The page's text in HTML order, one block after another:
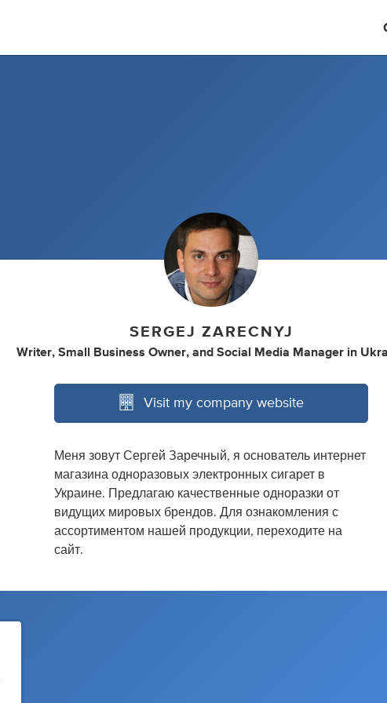
SERGEJ ZARECNYJ
Writer, Small Business Owner, and Social Media Manager in
Visit my company website
Меня зовут Сергей Заречный, я основатель интернет
магазина одноразовых электронных сигарет в
Украине. Предлагаю качественные одноразки от
видущих мировых брендов. Для ознакомления с
ассортиментом нашей продукции, переходите на
сайт.